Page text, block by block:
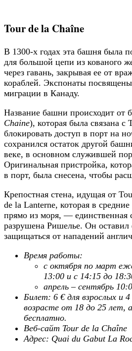
Tour de la Chaîne
В 1300-х годах эта башня была
для большой цепи из кованого
через гавань, закрывая ее от
кораблей. Экспонаты
миграции в Канаду.
Название башни происходит от
Chaine), которая была связана
блокировать доступ в порт на
сохранился остаток другой
веке, в основном служившей
Оригинальная пристройка,
в порт, была снесена, чтобы
Крепостная стена, идущая от
de la Lanterne, которая в
прямо из моря, — единственная
разрушена Ришелье. Он оставил
защищаться от нападений
Время работы:
с октября по март
13:00 и с 14:15 до
апрель – сентябрь
Билет: 6 € для взрослых и
возрасте от 18 до 25 лет,
бесплатно.
Веб-сайт Tour de la Chaîne
Адрес: Quai du Gabut La